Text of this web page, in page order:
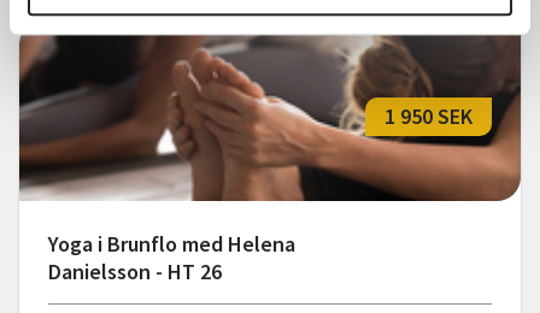
Yoga i Brunflo med Helena
Danielsson - HT 26
1 950 SEK